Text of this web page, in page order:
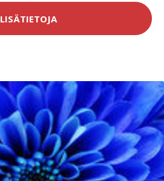
LISÄTIETOJA